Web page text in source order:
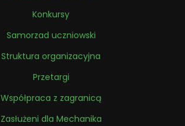
Konkursy
Samorzad uczniowski
Struktura organizacyjna
Przetargi
Współpraca z zagranicą
Zasłużeni dla Mechanika